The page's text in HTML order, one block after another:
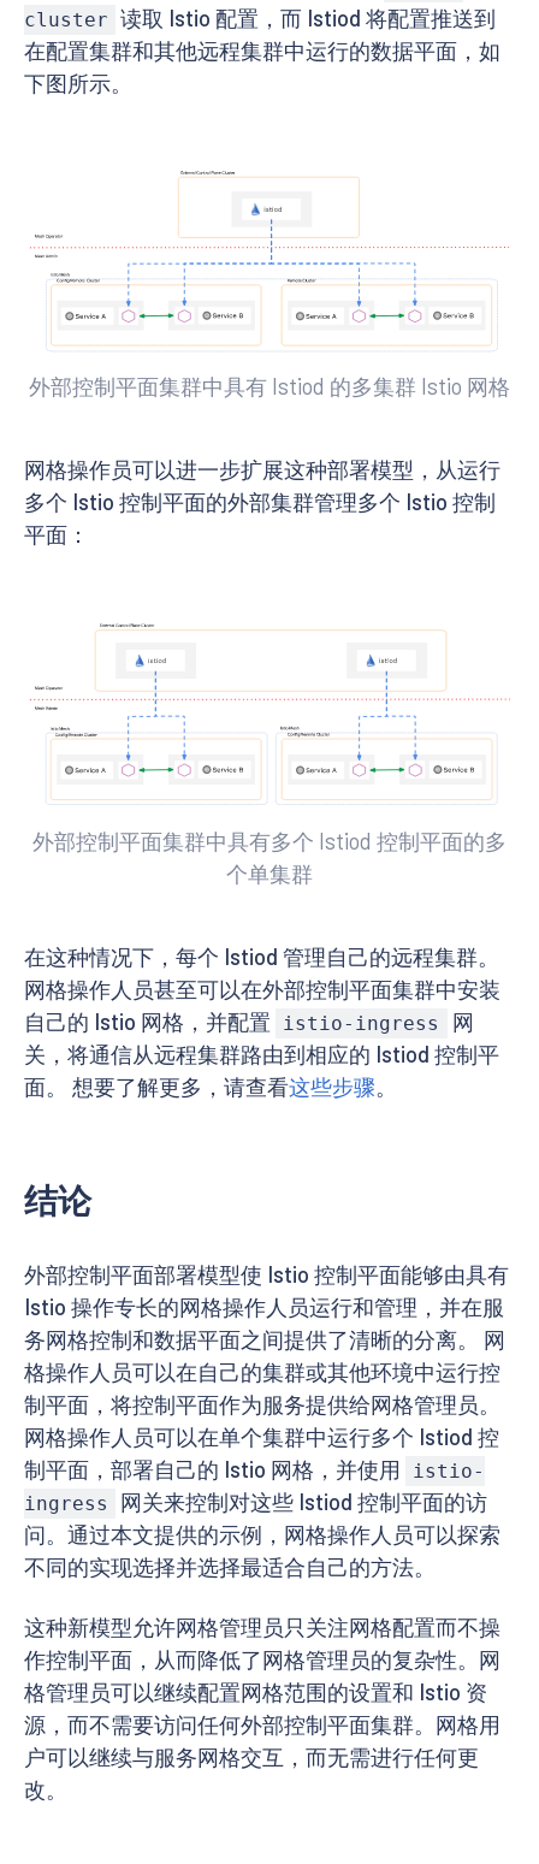
cluster 读取 Istio 配置，而 Istiod 将配置推送到
在配置集群和其他远程集群中运行的数据平面，如
下图所示。
外部控制平面集群中具有 Istiod 的多集群 Istio 网格
网格操作员可以进一步扩展这种部署模型，从运行
多个 Istio 控制平面的外部集群管理多个 Istio 控制
平面：
外部控制平面集群中具有多个 Istiod 控制平面的多
个单集群
在这种情况下，每个 Istiod 管理自己的远程集群。
网格操作人员甚至可以在外部控制平面集群中安装
自己的 Istio 网格，并配置
istio-ingress
网
关，将通信从远程集群路由到相应的 Istiod 控制平
面。 想要了解更多，请查看这些步骤。
结论
外部控制平面部署模型使 Istio 控制平面能够由具有
Istio 操作专长的网格操作人员运行和管理，并在服
务网格控制和数据平面之间提供了清晰的分离。 网
格操作人员可以在自己的集群或其他环境中运行控
制平面，将控制平面作为服务提供给网格管理员。
网格操作人员可以在单个集群中运行多个 Istiod 控
制平面，部署自己的 Istio 网格，并使用
istio-
ingress
网关来控制对这些 Istiod 控制平面的访
问。通过本文提供的示例，网格操作人员可以探索
不同的实现选择并选择最适合自己的方法。
这种新模型允许网格管理员只关注网格配置而不操
作控制平面，从而降低了网格管理员的复杂性。网
格管理员可以继续配置网格范围的设置和 Istio 资
源，而不需要访问任何外部控制平面集群。网格用
户可以继续与服务网格交互，而无需进行任何更
改。